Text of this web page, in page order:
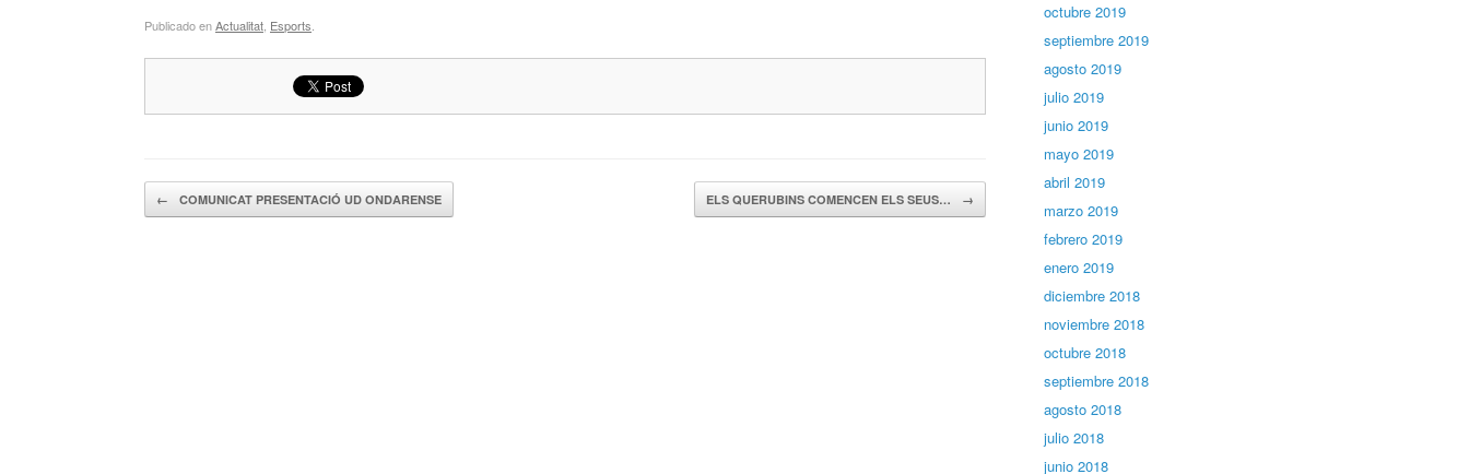
Publicado enActualitat Esports
Navegador de artículos
← COMUNICAT PRESENTACIÓ UD ONDARENSE ELS QUERUBINS COMENCEN ELS SEUS… →
octubre 2019
septiembre 2019
agosto 2019
julio 2019
junio 2019
mayo 2019
abril 2019
marzo 2019
febrero 2019
enero 2019
diciembre 2018
noviembre 2018
octubre 2018
septiembre 2018
agosto 2018
julio 2018
junio 2018